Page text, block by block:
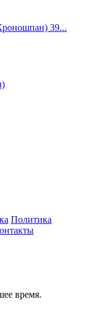
39...
Политика
время.